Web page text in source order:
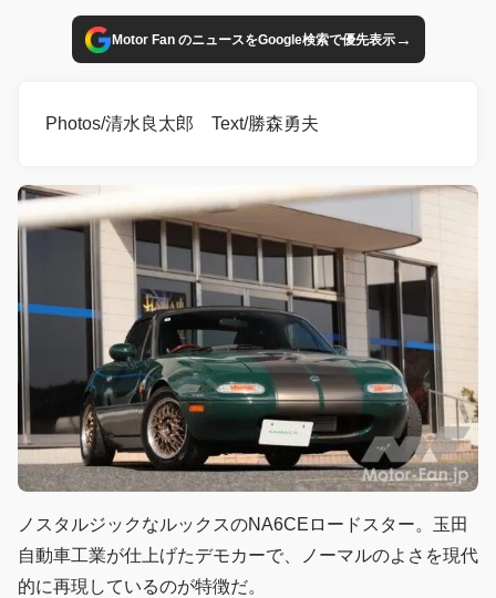
Motor Fan のニュースをGoogle検索で優先表示→
Photos/清水良太郎 Text/勝森勇夫
ノスタルジックなルックスのNA6CEロードスター。玉田
自動車工業が仕上げたデモカーで、ノーマルのよさを現代
的に再現しているのが特徴だ。